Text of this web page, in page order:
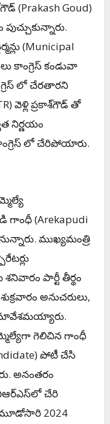
(Prakash Goud)
(Municipal
కాంగ్రెస్‌ కండువా
లో చేర‌తార‌ని
వెళ్లి ప్ర‌కాశ్‌గౌడ్ తో
నిర్ణ‌యం
కాంగ్రెస్ లో చేరిపోయారు.
గాంధీ (Arekapudi
ముఖ్యమంత్రి
పార్టీ తీర్థం
అనుచరులు,
గెలిచిన గాంధీ
పోటీ చేసి
అనంతరం
చేరి
2024